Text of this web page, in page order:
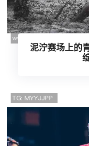
泥泞赛场上的